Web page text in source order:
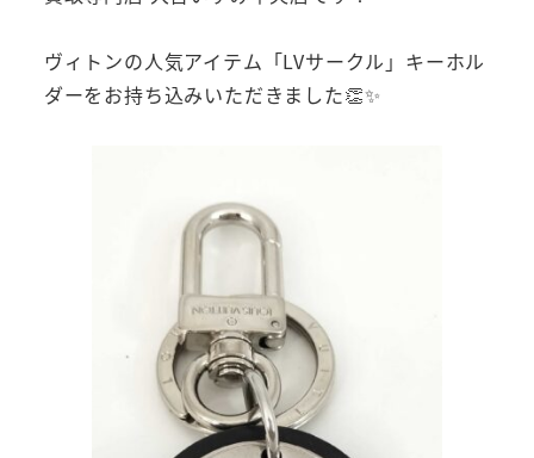
ヴィトンの人気アイテム「LVサークル」キーホル
ダーをお持ち込みいただきました👏✨